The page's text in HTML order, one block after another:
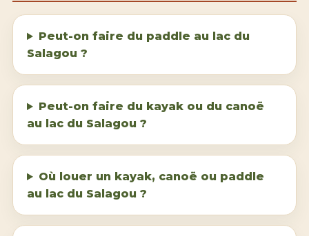
Peut-on faire du paddle au lac du
Salagou ?
Peut-on faire du kayak ou du canoë
au lac du Salagou ?
Où louer un kayak, canoë ou paddle
au lac du Salagou ?